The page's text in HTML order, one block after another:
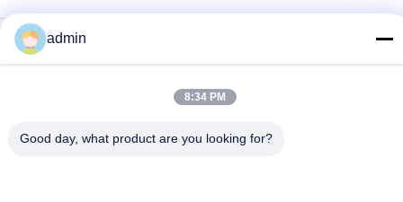
Flexible PVC-
Bodenbelag
Böden
Krankenhäuser
admin
8:34 PM
Good day, what product are you looking for?